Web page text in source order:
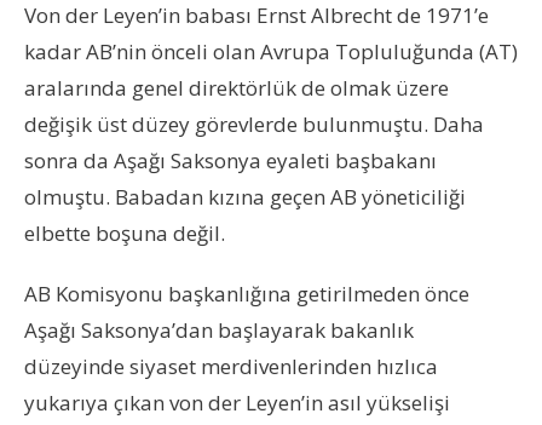
Von der Leyen’in babası Ernst Albrecht de 1971’e
kadar AB’nin önceli olan Avrupa Topluluğunda (AT)
aralarında genel direktörlük de olmak üzere
değişik üst düzey görevlerde bulunmuştu. Daha
sonra da Aşağı Saksonya eyaleti başbakanı
olmuştu. Babadan kızına geçen AB yöneticiliği
elbette boşuna değil.
AB Komisyonu başkanlığına getirilmeden önce
Aşağı Saksonya’dan başlayarak bakanlık
düzeyinde siyaset merdivenlerinden hızlıca
yukarıya çıkan von der Leyen’in asıl yükselişi